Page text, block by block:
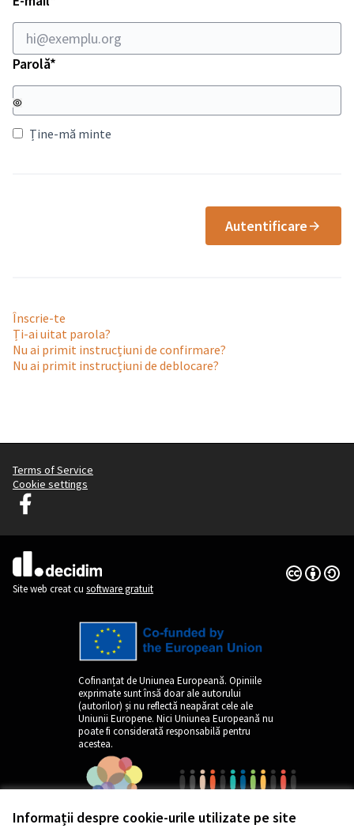
Informații despre cookie-urile utilizate pe site
Parolă*
Ține-mă minte
Autentificare
Înscrie-te
Ți-ai uitat parola?
Nu ai primit instrucțiuni de confirmare?
Nu ai primit instrucțiuni de deblocare?
Terms of Service
Cookie settings
Graz Gemeinsam Gestalten pe Facebook
(Link extern)
Site web creat cu software gratuit
Licență
(Link extern)
Cofinanțat de Uniunea Europeană. Opiniile
exprimate sunt însă doar ale autorului
(autorilor) și nu reflectă neapărat cele ale
Uniunii Europene. Nici Uniunea Europeană nu
poate fi considerată responsabilă pentru
acestea.